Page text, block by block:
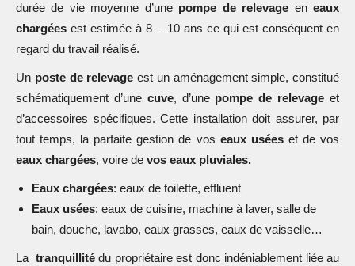
durée de vie moyenne d’une pompe de relevage eneaux
chargées est estimée à 8 – 10 ans ce qui est conséquent en
regard du travail réalisé.
Un poste de relevage est un aménagement simple, constitué
schématiquement d’une cuve, d’une pompe de relevage et
d’accessoires spécifiques. Cette installation doit assurer, par
tout temps, la parfaite gestion de vos eaux uséeset de vos
eaux chargées, voire de vos eaux pluviales.
Eaux chargées: eaux de toilette, effluent
Eaux usées: eaux de cuisine, machine à laver, salle de
bain, douche, lavabo, eaux grasses, eaux de vaisselle…
La tranquillitédu propriétaire est donc indéniablement liée au